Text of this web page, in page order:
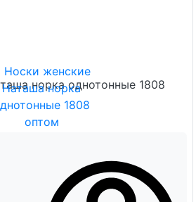
норка однотонные 1808